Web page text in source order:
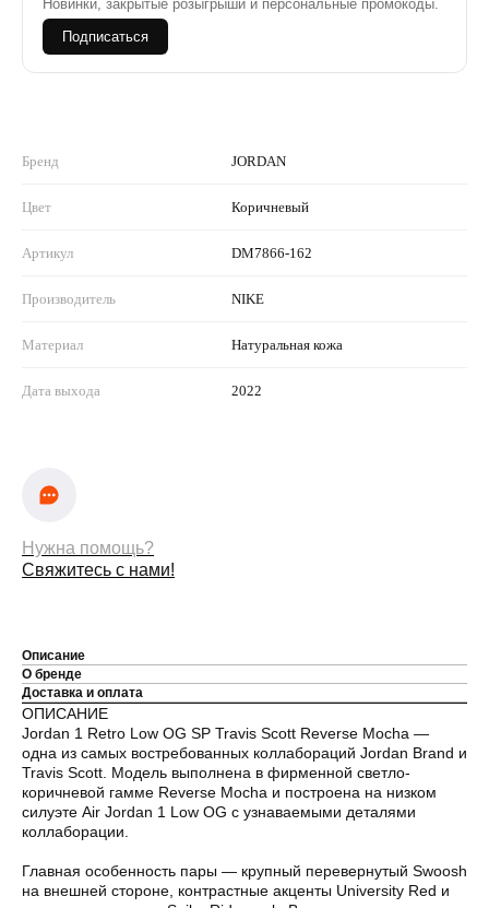
Новинки, закрытые розыгрыши и персональные промокоды.
Подписаться
Бренд JORDAN
Цвет Коричневый
Артикул DM7866-162
Производитель NIKE
Материал Натуральная кожа
Дата выхода 2022
Нужна помощь?
Свяжитесь с нами!
Описание
О бренде
Доставка и оплата
ОПИСАНИЕ
Jordan 1 Retro Low OG SP Travis Scott Reverse Mocha —
одна из самых востребованных коллабораций Jordan Brand и
Travis Scott. Модель выполнена в фирменной светло-
коричневой гамме Reverse Mocha и построена на низком
силуэте Air Jordan 1 Low OG с узнаваемыми деталями
коллаборации.
Главная особенность пары — крупный перевернутый Swoosh
на внешней стороне, контрастные акценты University Red и